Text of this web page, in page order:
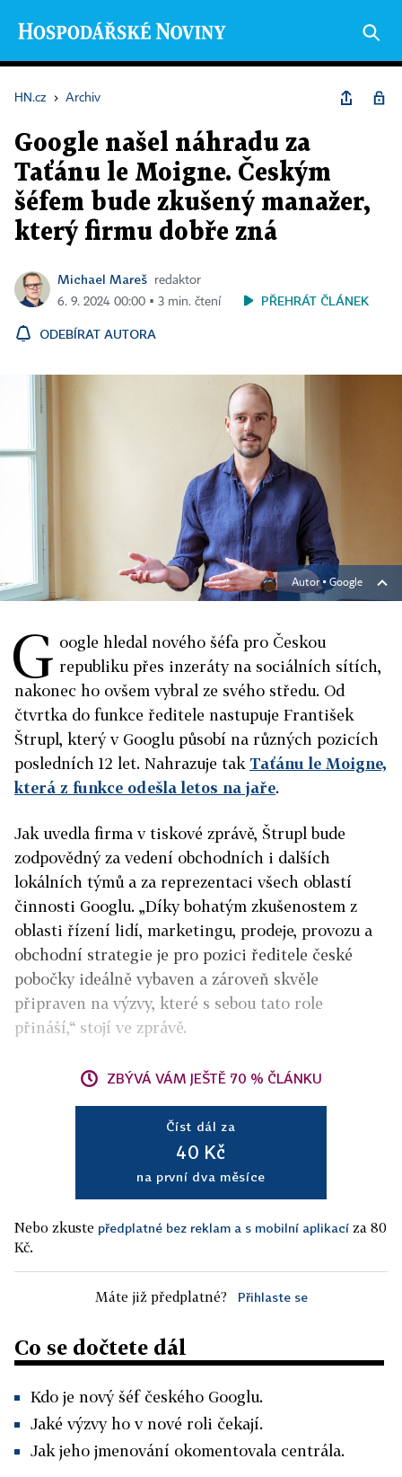
HN.cz › Archiv
Google našel náhradu za
Taťánu le Moigne. Českým
šéfem bude zkušený manažer,
který firmu dobře zná
Michael Mareš
redaktor
6. 9. 2024 00:00 ▪ 3 min. čtení
PŘEHRÁT ČLÁNEK
ODEBÍRAT AUTORA
Autor ▪ Google
G oogle hledal nového šéfa pro Českou
republiku přes inzeráty na sociálních sítích,
nakonec ho ovšem vybral ze svého středu. Od
čtvrtka do funkce ředitele nastupuje František
Štrupl, který v Googlu působí na různých pozicích
posledních 12 let. Nahrazuje tak Taťánu le Moigne,
která z funkce odešla letos na jaře.
Jak uvedla firma v tiskové zprávě, Štrupl bude
zodpovědný za vedení obchodních i dalších
lokálních týmů a za reprezentaci všech oblastí
činnosti Googlu. „Díky bohatým zkušenostem z
oblasti řízení lidí, marketingu, prodeje, provozu a
obchodní strategie je pro pozici ředitele české
pobočky ideálně vybaven a zároveň skvěle
připraven na výzvy, které s sebou tato role
přináší,“ stojí ve zprávě.
ZBÝVÁ VÁM JEŠTĚ 70 % ČLÁNKU
Číst dál za
40 Kč
na první dva měsíce
Nebo zkuste předplatné bez reklam a s mobilní aplikací za 80
Kč.
Máte již předplatné? Přihlaste se
Co se dočtete dál
Kdo je nový šéf českého Googlu.
Jaké výzvy ho v nové roli čekají.
Jak jeho jmenování okomentovala centrála.